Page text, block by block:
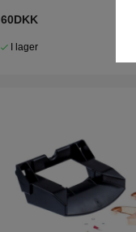
60DKK
I lager